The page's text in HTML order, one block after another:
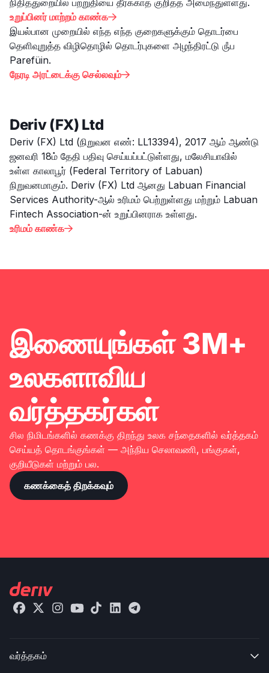
நிதித்துறையில் பற்றுதியை தீர்க்காத குறித்த அமைந்துள்ளது.
உறுப்பினர் மாற்றம் காண்க
இயல்பான முறையில் எந்த எந்த குறைகளுக்கும் தொடர்பை
தெளிவுறுத்த விழிதொழில் தொடர்புகளை அழந்திரட்டு ருஂப
Parefüin.
நேரடி அரட்டைக்கு செல்லவும்
Deriv (FX) Ltd
Deriv (FX) Ltd (நிறுவன எண்: LL13394), 2017 ஆம் ஆண்டு
ஜனவரி 18ம் தேதி பதிவு செய்யப்பட்டுள்ளது, மலேசியாவில்
உள்ள காலாபூர் (Federal Territory of Labuan)
நிறுவனமாகும். Deriv (FX) Ltd ஆனது Labuan Financial
Services Authority-ஆல் உரிமம் பெற்றுள்ளது மற்றும் Labuan
Fintech Association-ன் உறுப்பினராக உள்ளது.
உரிமம் காண்க
இணையுங்கள் 3M+
உலகளாவிய
வர்த்தகர்கள்
சில நிமிடங்களில் கணக்கு திறந்து உலக சந்தைகளில் வர்த்தகம்
செய்யத் தொடங்குங்கள் — அந்நிய செலாவணி, பங்குகள்,
குறியீடுகள் மற்றும் பல.
கணக்கைத் திறக்கவும்
வர்த்தகம் 